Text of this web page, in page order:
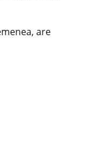
are